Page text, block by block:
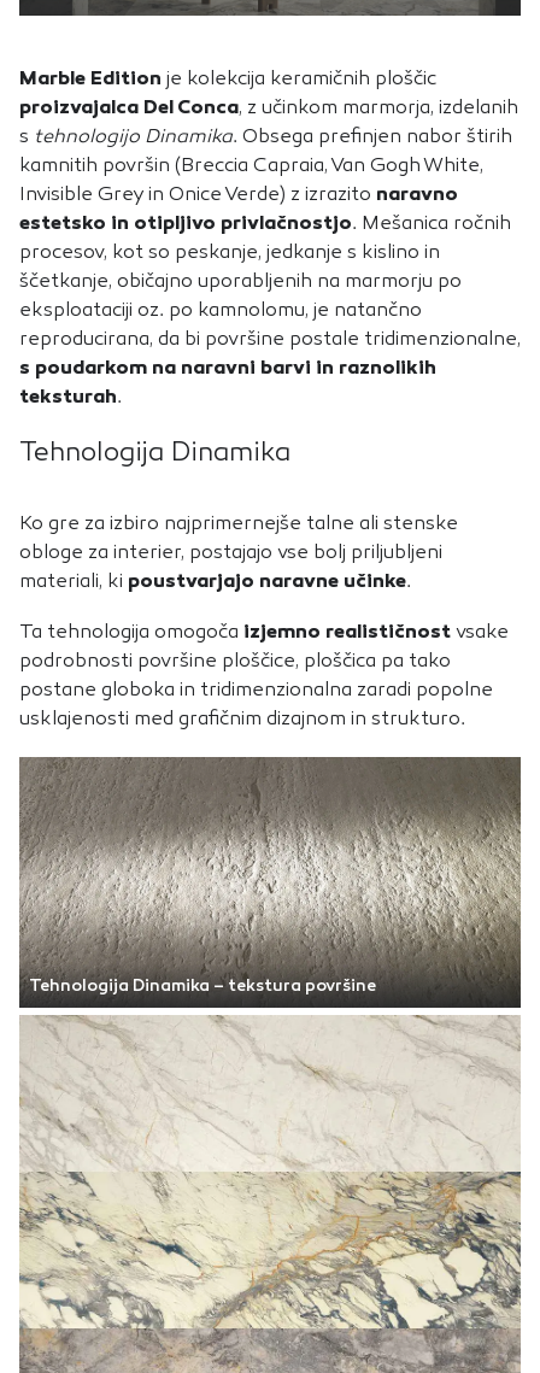
Marble Edition je kolekcija keramičnih ploščic
proizvajalca Del Conca, z učinkom marmorja, izdelanih
s tehnologijo Dinamika. Obsega prefinjen nabor štirih
kamnitih površin (Breccia Capraia, Van Gogh White,
Invisible Grey in Onice Verde) z izrazito naravno
estetsko in otipljivo privlačnostjo. Mešanica ročnih
procesov, kot so peskanje, jedkanje s kislino in
ščetkanje, običajno uporabljenih na marmorju po
eksploataciji oz. po kamnolomu, je natančno
reproducirana, da bi površine postale tridimenzionalne,
s poudarkom na naravni barvi in raznolikih
teksturah.
Tehnologija Dinamika
Ko gre za izbiro najprimernejše talne ali stenske
obloge za interier, postajajo vse bolj priljubljeni
materiali, ki poustvarjajo naravne učinke.
Ta tehnologija omogoča izjemno realističnost vsake
podrobnosti površine ploščice, ploščica pa tako
postane globoka in tridimenzionalna zaradi popolne
usklajenosti med grafičnim dizajnom in strukturo.
Tehnologija Dinamika – tekstura površine
piškotkov zavrnete, ne bomo vedeli, kdaj ste obiskali naše
Piškotki za marketing
Te piškotke nastavijo naši oglaševalski partnerji.
Partnerska oglaševalska podjetja jih lahko uporabljajo za
izdelavo profila vaših interesov, ki ga nato uporabijo za
prikazovanje ustreznih oglasov na drugih spletnih mestih.
Pri delu uporabljajo edinstveno prepoznavanje vašega
brskalnika in naprave. Če zavrnete uporabo teh piškotkov,
ne boste deležni našega ciljnega spletnega oglaševanja.